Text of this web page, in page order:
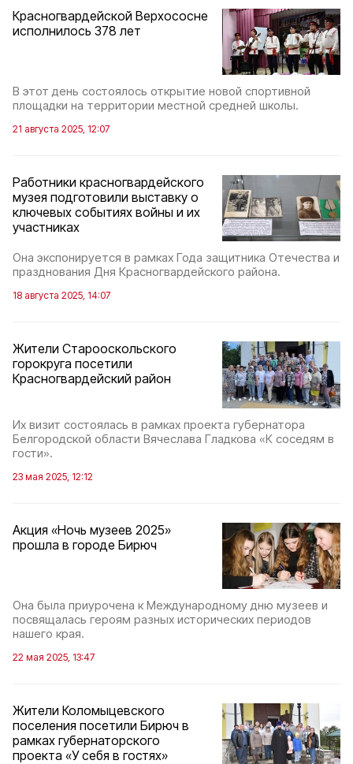
Красногвардейской Верхососне
исполнилось 378 лет
В этот день состоялось открытие новой спортивной
площадки на территории местной средней школы.
21 августа 2025, 12:07
Работники красногвардейского
музея подготовили выставку о
ключевых событиях войны и их
участниках
Она экспонируется в рамках Года защитника Отечества и
празднования Дня Красногвардейского района.
18 августа 2025, 14:07
Жители Старооскольского
горокруга посетили
Красногвардейский район
Их визит состоялась в рамках проекта губернатора
Белгородской области Вячеслава Гладкова «К соседям в
гости».
23 мая 2025, 12:12
Акция «Ночь музеев 2025»
прошла в городе Бирюч
Она была приурочена к Международному дню музеев и
посвящалась героям разных исторических периодов
нашего края.
22 мая 2025, 13:47
Жители Коломыцевского
поселения посетили Бирюч в
рамках губернаторского
проекта «У себя в гостях»